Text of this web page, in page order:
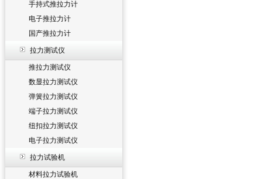
手持式推拉力计
电子推拉力计
国产推拉力计
拉力测试仪
推拉力测试仪
数显拉力测试仪
弹簧拉力测试仪
端子拉力测试仪
纽扣拉力测试仪
电子拉力测试仪
拉力试验机
材料拉力试验机